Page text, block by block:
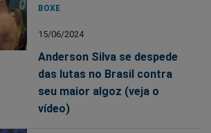
BOXE
15/06/2024
Anderson Silva se despede
das lutas no Brasil contra
seu maior algoz (veja o
vídeo)